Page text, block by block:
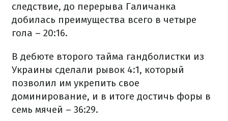
следствие, до перерыва Галичанка
добилась преимущества всего в четыре
гола – 20:16.
В дебюте второго тайма гандболистки из
Украины сделали рывок 4:1, который
позволил им укрепить свое
доминирование, и в итоге достичь форы в
семь мячей – 36:29.